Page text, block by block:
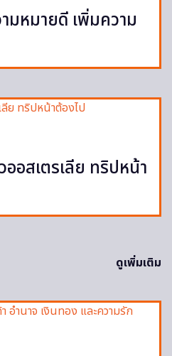
มหมายดี เพิ่มความ
อสเตรเลีย ทริปหน้า
ดูเพิ่มเติม